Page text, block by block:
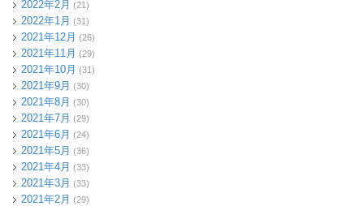
2022年2月 (21)
2022年1月 (31)
2021年12月 (26)
2021年11月 (29)
2021年10月 (31)
2021年9月 (30)
2021年8月 (30)
2021年7月 (29)
2021年6月 (24)
2021年5月 (36)
2021年4月 (33)
2021年3月 (33)
2021年2月 (29)